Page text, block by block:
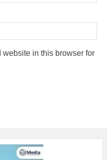
in this browser for